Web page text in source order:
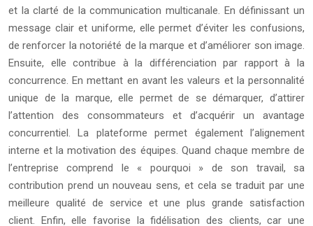
et la clarté de la communication multicanale. En définissant un
message clair et uniforme, elle permet d’éviter les confusions,
de renforcer la notoriété de la marque et d’améliorer son image.
Ensuite, elle contribue à la différenciation par rapport à la
concurrence. En mettant en avant les valeurs et la personnalité
unique de la marque, elle permet de se démarquer, d’attirer
l’attention des consommateurs et d’acquérir un avantage
concurrentiel. La plateforme permet également l’alignement
interne et la motivation des équipes. Quand chaque membre de
l’entreprise comprend le « pourquoi » de son travail, sa
contribution prend un nouveau sens, et cela se traduit par une
meilleure qualité de service et une plus grande satisfaction
client. Enfin, elle favorise la fidélisation des clients, car une